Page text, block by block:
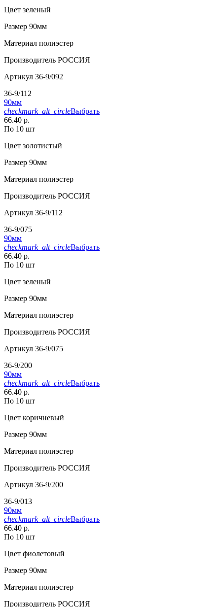
Цвет зеленый
Размер 90мм
Материал полиэстер
Производитель РОССИЯ
Артикул 36-9/092
36-9/112
90мм
checkmark_alt_circleВыбрать
66.40 р.
По 10 шт
Цвет золотистый
Размер 90мм
Материал полиэстер
Производитель РОССИЯ
Артикул 36-9/112
36-9/075
90мм
checkmark_alt_circleВыбрать
66.40 р.
По 10 шт
Цвет зеленый
Размер 90мм
Материал полиэстер
Производитель РОССИЯ
Артикул 36-9/075
36-9/200
90мм
checkmark_alt_circleВыбрать
66.40 р.
По 10 шт
Цвет коричневый
Размер 90мм
Материал полиэстер
Производитель РОССИЯ
Артикул 36-9/200
36-9/013
90мм
checkmark_alt_circleВыбрать
66.40 р.
По 10 шт
Цвет фиолетовый
Размер 90мм
Материал полиэстер
Производитель РОССИЯ